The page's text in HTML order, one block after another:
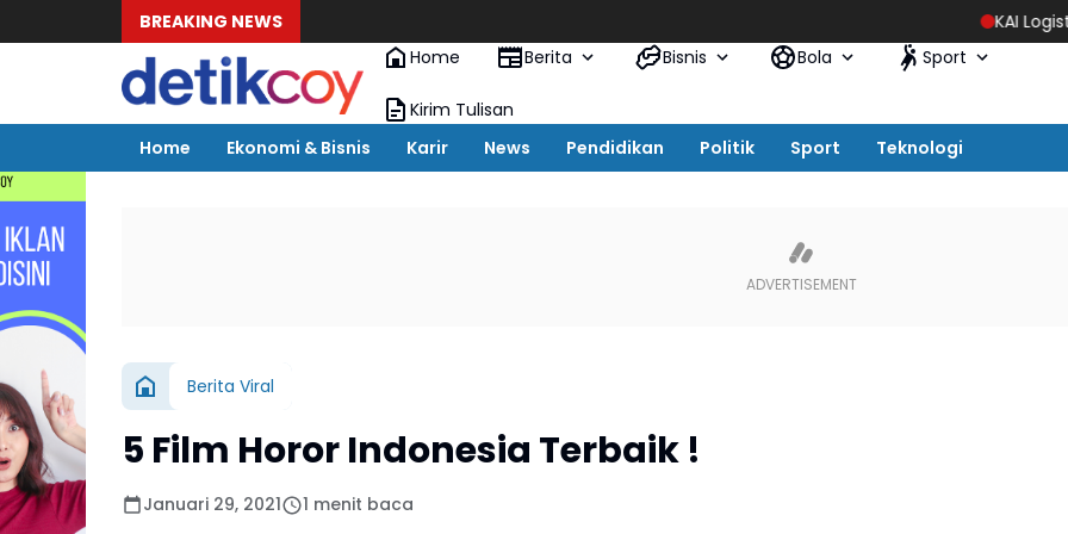
BREAKING NEWS KAI Logistik
Home
Berita Bisnis Bola Sport
Kirim Tulisan
Home
Ekonomi & Bisnis Karir News Pendidikan Politik Sport Teknologi
Berita Viral
5 Film Horor Indonesia Terbaik !
Januari 29, 2021 1 menit baca